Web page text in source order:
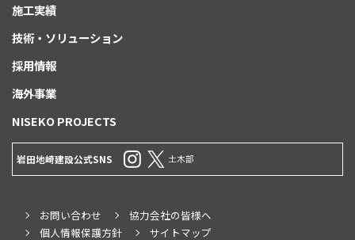
施工実績
技術・ソリューション
採用情報
海外事業
NISEKO PROJECTS
岩田地崎建設公式SNS 土木部
お問い合わせ
協力会社の皆様へ
個人情報保護方針
サイトマップ